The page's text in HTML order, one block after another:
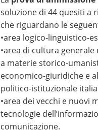
soluzione di 44 quesiti a
che riguardano le
•area logico-linguistico-
•area di cultura
a materie storico-
economico-giuridiche e
politico-istituzionale
•area dei vecchi e nuovi
tecnologie
comunicazione.